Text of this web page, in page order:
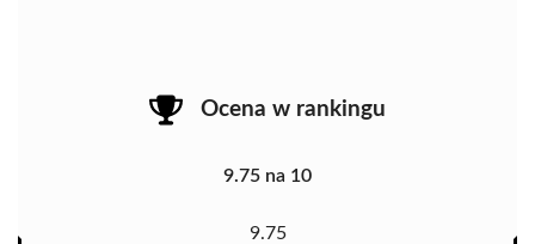
Ocena w rankingu
9.75 na 10
9.75